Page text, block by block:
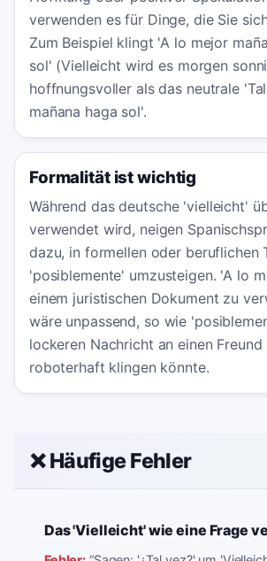
verwenden es für Dinge, die Sie
Zum Beispiel klingt 'A lo mejor
sol' (Vielleicht wird es morgen
hoffnungsvoller als das neutrale
mañana haga sol'.
Formalität ist wichtig
Während das deutsche 'vielleicht'
verwendet wird, neigen
dazu, in formellen oder beruflichen
'posiblemente' umzusteigen. 'A lo
einem juristischen Dokument zu
wäre unpassend, so wie
lockeren Nachricht an einen Freund
roboterhaft klingen könnte.
❌ Häufige Fehler
Das 'Vielleicht' wie eine Frage